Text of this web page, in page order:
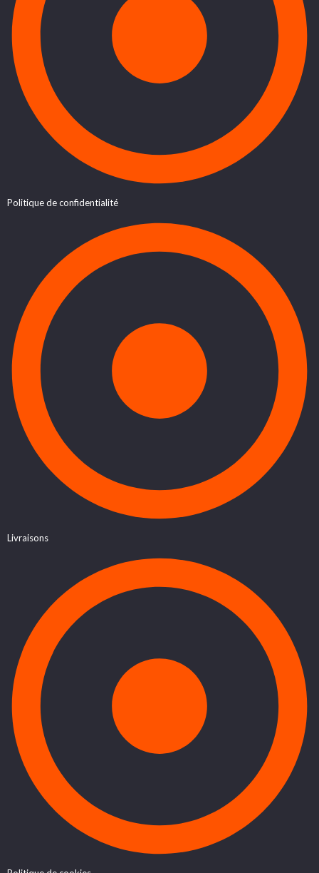
Politique de confidentialité
Livraisons